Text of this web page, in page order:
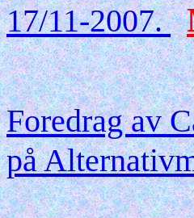
17/11-2007.
Foredrag av
på